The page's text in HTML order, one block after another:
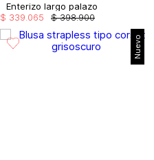
Enterizo largo palazo
$ 398.900
$ 339 065
Nuevo